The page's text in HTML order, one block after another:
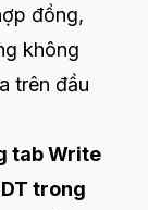
đồng,
không
trên đầu
tab Write
trong